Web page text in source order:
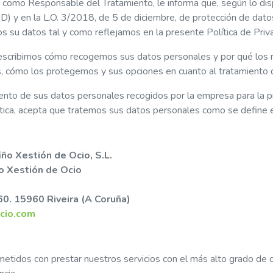
como Responsable del Tratamiento, le informa que, según lo
y en la L.O. 3/2018, de 5 de diciembre, de protección de
su datos tal y como reflejamos en la presente Política de
cómo recogemos sus datos personales y por qué los
cómo los protegemos y sus opciones en cuanto al
de sus datos personales recogidos por la empresa para la
acepta que tratemos sus datos personales como se define
Xestión de Ocio, S.L.
Xestión de Ocio
15960 Riveira (A Coruña)
con prestar nuestros servicios con el más alto grado de